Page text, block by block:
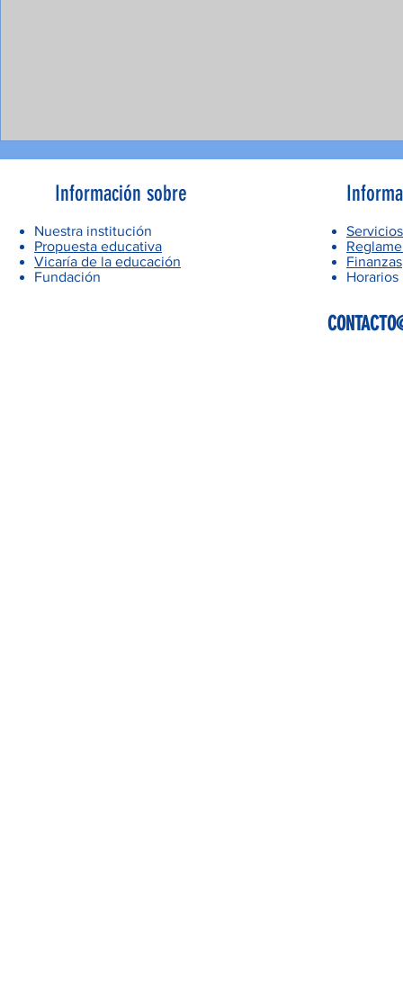
Información sobre
Nuestra institución
Propuesta educativa
Vicaría de la educación
Fundación
Servicios
Finanzas
Horarios